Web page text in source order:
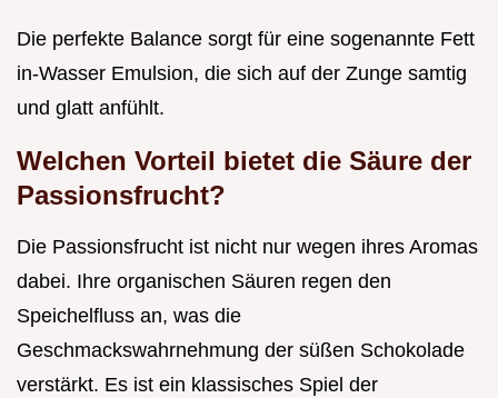
Die perfekte Balance sorgt für eine sogenannte Fett
in-Wasser Emulsion, die sich auf der Zunge samtig
und glatt anfühlt.
Welchen Vorteil bietet die Säure der
Passionsfrucht?
Die Passionsfrucht ist nicht nur wegen ihres Aromas
dabei. Ihre organischen Säuren regen den
Speichelfluss an, was die
Geschmackswahrnehmung der süßen Schokolade
verstärkt. Es ist ein klassisches Spiel der